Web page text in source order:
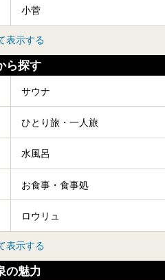
小菅
表示する
ら探す
サウナ
ひとり旅・一人旅
水風呂
お食事・食事処
ロウリュ
表示する
の魅力